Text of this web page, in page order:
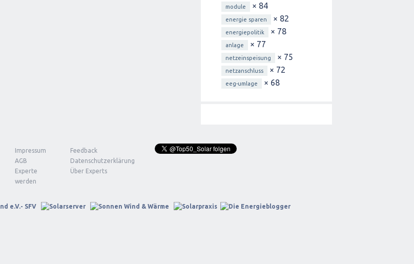
module × 84
energie sparen × 82
energiepolitik × 78
anlage × 77
netzeinspeisung × 75
netzanschluss × 72
eeg-umlage × 68
Impressum
Feedback
AGB
Datenschutzerklärung
Experte
werden
Über Experts